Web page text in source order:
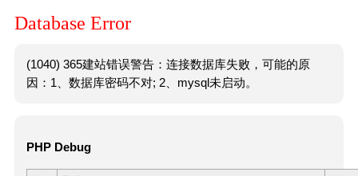
Database Error
(1040) 365建站错误警告：连接数据库失败，可能的原
因：1、数据库密码不对; 2、mysql未启动。
PHP Debug